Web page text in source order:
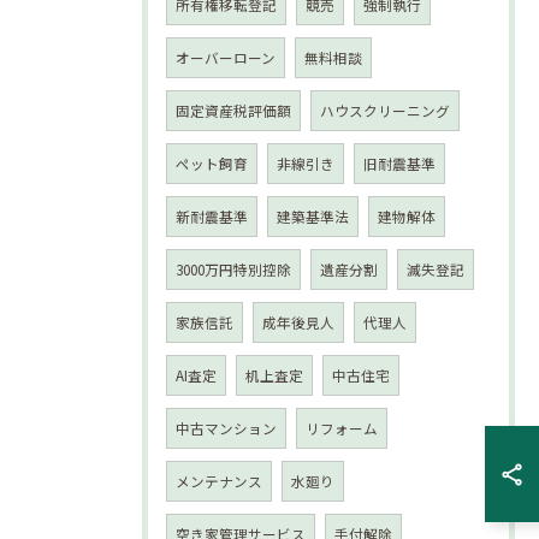
所有権移転登記 競売 強制執行
オーバーローン 無料相談
固定資産税評価額 ハウスクリーニング
ペット飼育 非線引き 旧耐震基準
新耐震基準 建築基準法 建物解体
3000万円特別控除 遺産分割 滅失登記
家族信託 成年後見人 代理人
AI査定 机上査定 中古住宅
中古マンション リフォーム
メンテナンス 水廻り
空き家管理サービス 手付解除